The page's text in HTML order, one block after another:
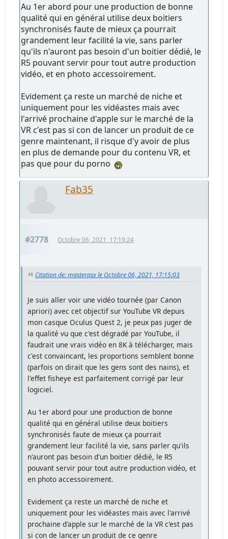
Au 1er abord pour une production de bonne
qualité qui en général utilise deux boitiers
synchronisés faute de mieux ça pourrait
grandement leur facilité la vie, sans parler
qu'ils n'auront pas besoin d'un boitier dédié, le
R5 pouvant servir pour tout autre production
vidéo, et en photo accessoirement.
Evidement ça reste un marché de niche et
uniquement pour les vidéastes mais avec
l'arrivé prochaine d'apple sur le marché de la
VR c'est pas si con de lancer un produit de ce
genre maintenant, il risque d'y avoir de plus
en plus de demande pour du contenu VR, et
pas que pour du porno
Fab35
#2778 Octobre 06, 2021, 17:19:24
Citation de: masterpsx le Octobre 06, 2021, 17:15:03
Je suis aller voir une vidéo tournée (par Canon
apriori) avec cet objectif sur YouTube VR depuis
mon casque Oculus Quest 2, je peux pas juger de
la qualité vu que c'est dégradé par YouTube, il
faudrait une vrais vidéo en 8K à télécharger, mais
c'est convaincant, les proportions semblent bonne
(parfois on dirait que les gens sont des nains), et
l'effet fisheye est parfaitement corrigé par leur
logiciel.
Au 1er abord pour une production de bonne
qualité qui en général utilise deux boitiers
synchronisés faute de mieux ça pourrait
grandement leur facilité la vie, sans parler qu'ils
n'auront pas besoin d'un boitier dédié, le R5
pouvant servir pour tout autre production vidéo, et
en photo accessoirement.
Evidement ça reste un marché de niche et
uniquement pour les vidéastes mais avec l'arrivé
prochaine d'apple sur le marché de la VR c'est pas
si con de lancer un produit de ce genre